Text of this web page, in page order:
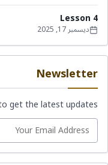
Lesson 4
ديسمبر 17, 2025
Newsletter
get the latest updates.